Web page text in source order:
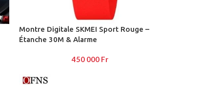
Advanced Variable products
Montre Digitale SKMEI Sport Rouge –
Étanche 30M & Alarme
450 000 Fr